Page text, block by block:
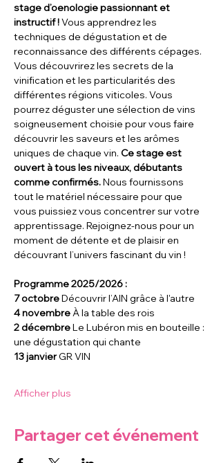
stage d’oenologie passionnant et
instructif ! Vous apprendrez les
techniques de dégustation et de
reconnaissance des différents cépages.
Vous découvrirez les secrets de la
vinification et les particularités des
différentes régions viticoles. Vous
pourrez déguster une sélection de vins
soigneusement choisie pour vous faire
découvrir les saveurs et les arômes
uniques de chaque vin. Ce stage est
ouvert à tous les niveaux, débutants
comme confirmés. Nous fournissons
tout le matériel nécessaire pour que
vous puissiez vous concentrer sur votre
apprentissage. Rejoignez-nous pour un
moment de détente et de plaisir en
découvrant l’univers fascinant du vin !
Programme 2025/2026 :
7 octobre Découvrir l’AIN grâce à l'autre
4 novembre À la table des rois
2 décembre Le Lubéron mis en bouteille :
une dégustation qui chante
13 janvier GR VIN
Afficher plus
Partager cet événement